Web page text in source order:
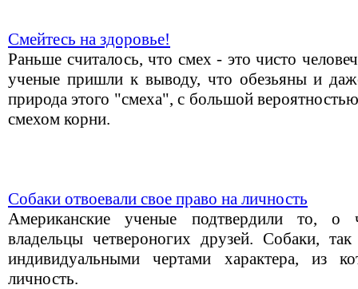
Смейтесь на здоровье!
Раньше считалось, что смех - это чисто
ученые пришли к выводу, что обезьяны и
природа этого "смеха", с большой
смехом корни.
Собаки отвоевали свое право на личность
Американские ученые подтвердили то, о
владельцы четвероногих друзей. Собаки,
индивидуальными чертами характера, из
личность.